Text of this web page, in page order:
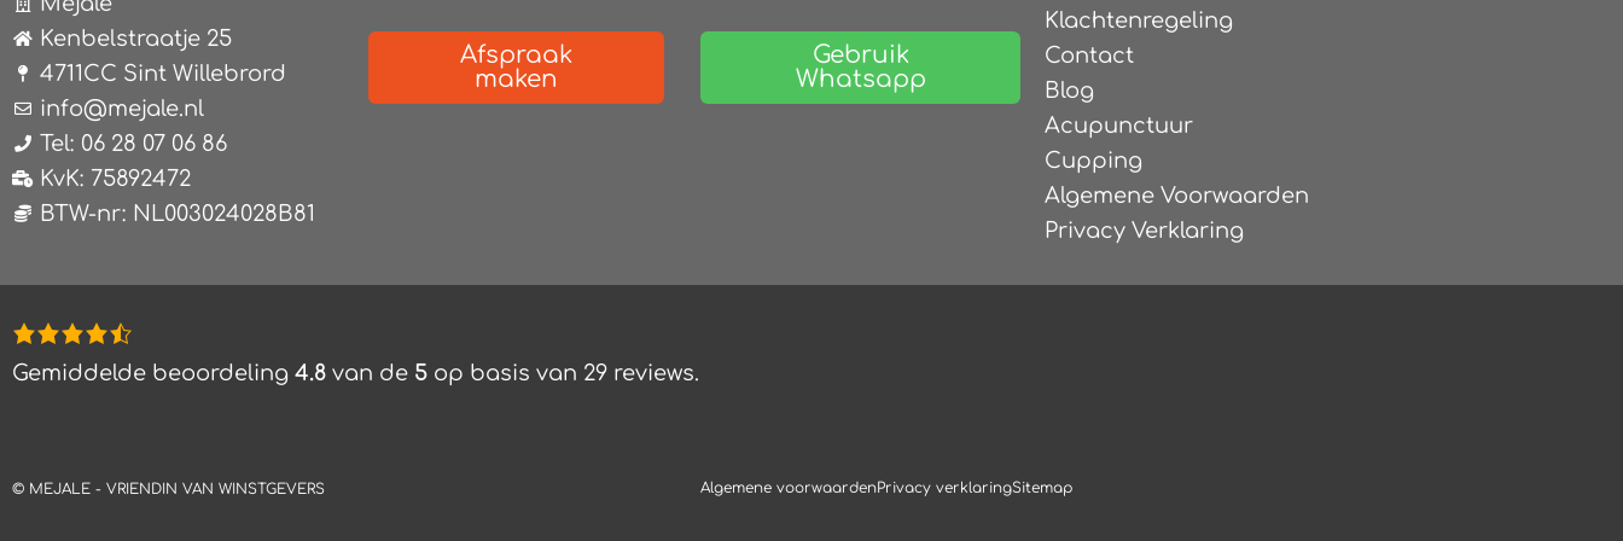
Kenbelstraatje 25
4711CC Sint Willebrord
info@mejale.nl
Tel: 06 28 07 06 86
KvK: 75892472
BTW-nr: NL003024028B81
Afspraak
maken
Gebruik
Whatsapp
Klachtenregeling
Contact
Blog
Acupunctuur
Cupping
Algemene Voorwaarden
Privacy Verklaring
4,8
rating
12.345
Gemiddelde beoordeling 4.8 van de 5 op basis van 29 reviews.
© MEJALE - VRIENDIN VAN WINSTGEVERS Algemene voorwaardenPrivacy verklaringSitemap